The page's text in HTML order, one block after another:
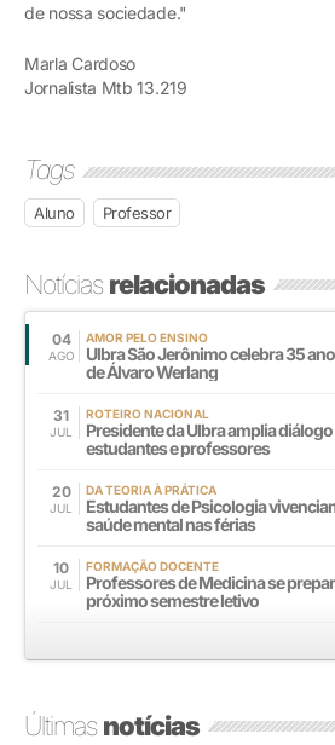
de nossa sociedade."
Marla Cardoso
Jornalista Mtb 13.219
Tags
Aluno Professor
Notíciasrelacionadas
04
AGO
AMOR PELO ENSINO
Ulbra São Jerônimo celebra 35
de Álvaro Werlang
31
JUL
ROTEIRO NACIONAL
Presidente da Ulbra amplia
estudantes e professores
20
JUL
DA TEORIA À PRÁTICA
Estudantes de Psicologia
saúde mental nas férias
10
JUL
FORMAÇÃO DOCENTE
Professores de Medicina se
próximo semestre letivo
Últimasnotícias